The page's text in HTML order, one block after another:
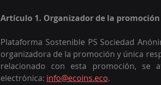
Artículo 1. Organizador de la promoción
Plataforma Sostenible PS Sociedad
organizadora de la promoción y única
relacionado con esta promoción, se
electrónica: info@ecoins.eco.